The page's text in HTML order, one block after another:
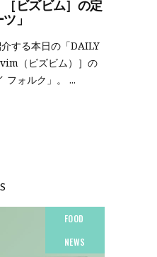
ビズビム］の定
」
する本日の「DAILY
（ビズビム）］の
フォルク」。
FOOD
NEWS